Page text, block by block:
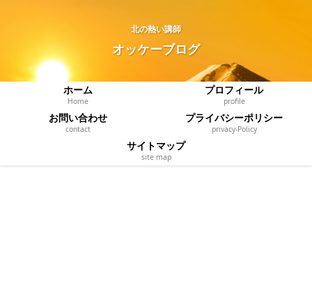
北の熱い講師
オッケーブログ
ホーム
Home
プロフィール
profile
お問い合わせ
contact
プライバシーポリシー
privacy‐Policy
サイトマップ
site map